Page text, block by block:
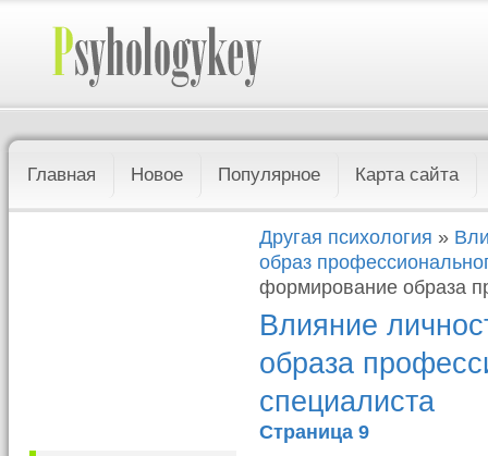
Главная Новое Популярное Карта сайта
Другая психология »
образ
формирование образа
Влияние
образа
специалиста
Страница 9